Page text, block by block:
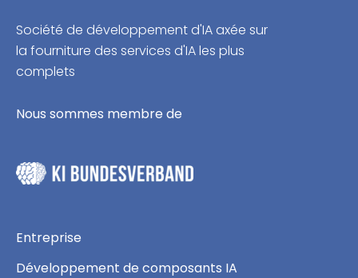
Société de développement d'IA axée sur
la fourniture des services d'IA les plus
complets
Nous sommes membre de
Entreprise
Développement de composants IA